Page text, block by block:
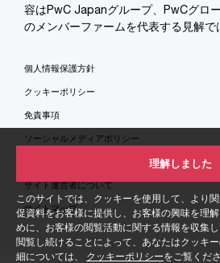
このサイトでは、クッキーを使用して、より
促資料をお客様に提供し、お客様の興味を理
めに、お客様の閲覧活動に関する情報を収集
閲覧し続けることによって、あなたはクッキ
細については、 クッキーポリシーをご覧くださ
理解しました
容はPwC Japanグループ、PwCグロ
のメンバーファームを代表する見解で
個人情報保護方針
クッキーポリシー
免責事項
ソーシャルメディアポリシー
サイト運営者について
サイトマップ